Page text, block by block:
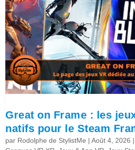
Great on Frame : les
natifs pour le Steam
par Rodolphe de StylistMe |Août 4, 2026